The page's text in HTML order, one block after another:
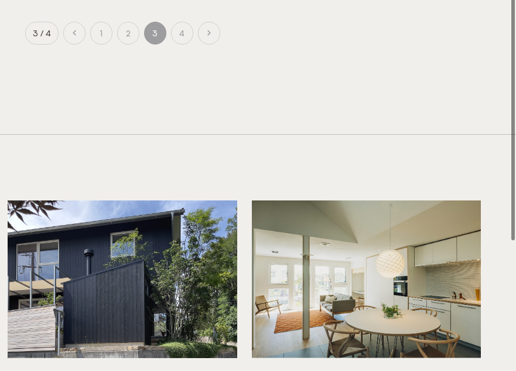
3 / 4 1 2 3 4